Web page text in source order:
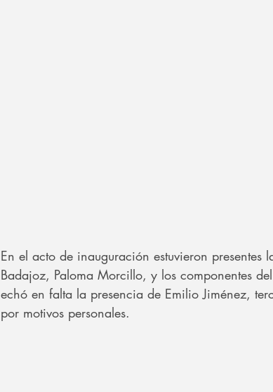
En el acto de inauguración estuvieron
Badajoz, Paloma Morcillo, y los componentes
echó en falta la presencia de Emilio Jiménez,
por motivos personales.